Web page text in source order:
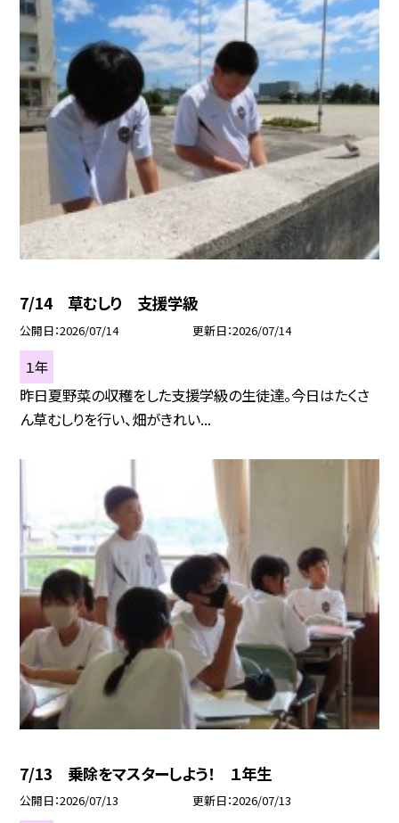
7/14 草むしり 支援学級
公開日 2026/07/14 更新日 2026/07/14
１年
昨日夏野菜の収穫をした支援学級の生徒達。今日はたくさ
ん草むしりを行い、畑がきれい...
7/13 乗除をマスターしよう！ １年生
公開日 2026/07/13 更新日 2026/07/13